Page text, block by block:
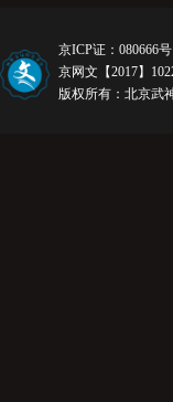
京ICP证：080666
京网文【2017】
版权所有：北京武